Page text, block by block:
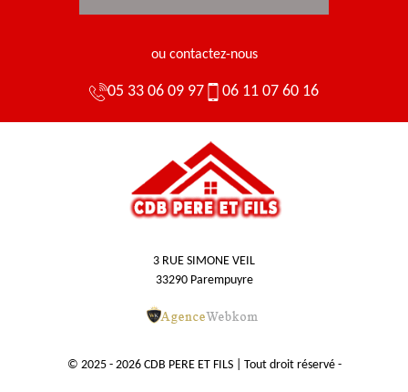
ou contactez-nous
05 33 06 09 97 06 11 07 60 16
3 RUE SIMONE VEIL
33290 Parempuyre
© 2025 - 2026 CDB PERE ET FILS | Tout droit réservé -